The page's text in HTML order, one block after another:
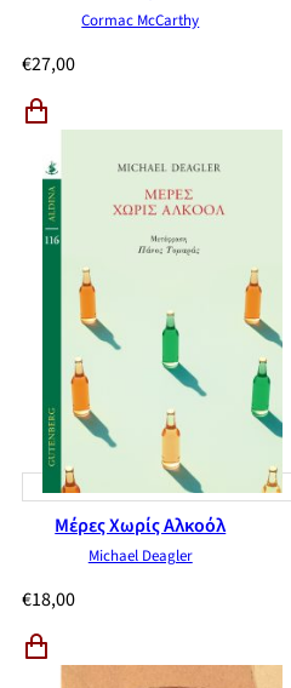
Cormac McCarthy
€27,00
Μέρες Χωρίς Αλκοόλ
Michael Deagler
€18,00